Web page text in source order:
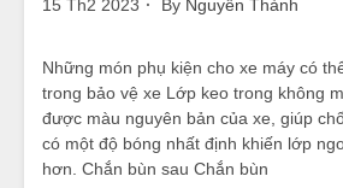
15 Th2 2023 By Nguyễn Thành
Những món phụ kiện cho xe máy có
trong bảo vệ xe Lớp keo trong không
được màu nguyên bản của xe, giúp
có một độ bóng nhất định khiến lớp
hơn. Chắn bùn sau Chắn bùn